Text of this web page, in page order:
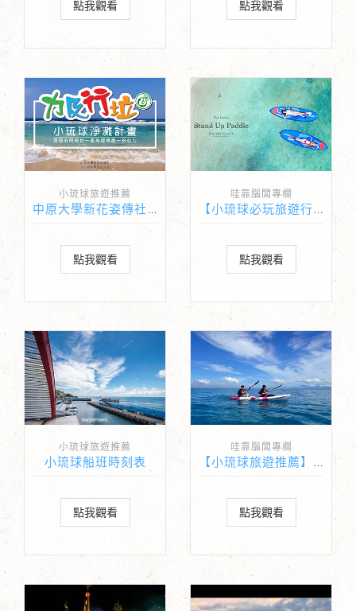
點我觀看 點我觀看
小琉球旅遊推薦
點我觀看
哇靠腦闆專欄
點我觀看
小琉球旅遊推薦
小琉球船班時刻表
點我觀看
哇靠腦闆專欄
【小琉球旅遊推薦】小琉球獨木舟推薦-南島獨木舟
點我觀看